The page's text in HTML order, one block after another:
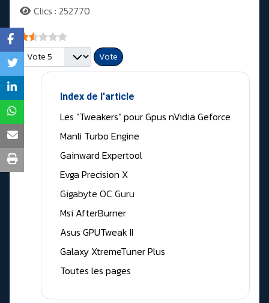
Clics : 252770
Vote utilisateur:
Veuillez voter
Index de l'article
Les "Tweakers" pour Gpus nVidia Geforce
Manli Turbo Engine
Gainward Expertool
Evga Precision X
Gigabyte OC Guru
Msi AfterBurner
Asus GPUTweak II
Galaxy XtremeTuner Plus
Toutes les pages